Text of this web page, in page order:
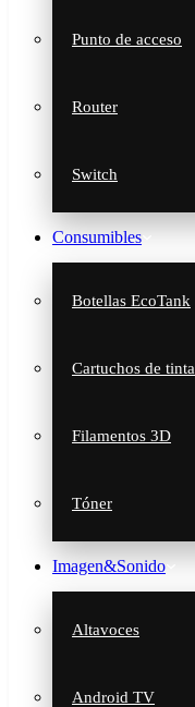
Punto de acceso
Router
Switch
Consumibles
Botellas EcoTank
Cartuchos de tinta
Filamentos 3D
Tóner
Imagen&Sonido
Altavoces
Android TV